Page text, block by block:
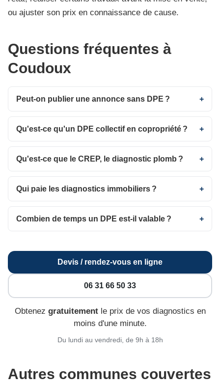
ou ajuster son prix en connaissance de cause.
Questions fréquentes à
Coudoux
Peut-on publier une annonce sans DPE ?
Qu'est-ce qu'un DPE collectif en copropriété ?
Qu'est-ce que le CREP, le diagnostic plomb ?
Qui paie les diagnostics immobiliers ?
Combien de temps un DPE est-il valable ?
Devis / rendez-vous en ligne
06 31 66 50 33
Obtenez gratuitementle prix de vos diagnostics en
moins d'une minute.
Du lundi au vendredi, de 9h à 18h
Autres communes couvertes